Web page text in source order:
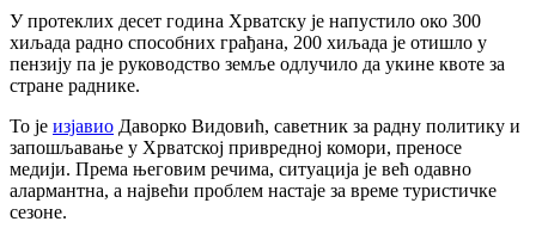
У протеклих десет година Хрватску је напустило око 300
хиљада радно способних грађана, 200 хиљада је отишло у
пензију па је руководство земље одлучило да укине квоте за
стране раднике.
То је изјавио Даворко Видовић, саветник за радну политику и
запошљавање у Хрватској привредној комори, преносе
медији. Према његовим речима, ситуација је већ одавно
алармантна, а највећи проблем настаје за време туристичке
сезоне.